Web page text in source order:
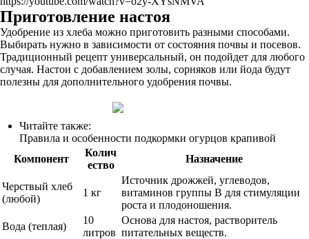
Приготовление настоя
Удобрение из хлеба можно приготовить разными способами.
Выбирать нужно в зависимости от состояния почвы и посевов.
Традиционный рецепт универсальный, он подойдет для любого
случая. Настои с добавлением золы, сорняков или йода будут
полезны для дополнительного удобрения почвы.
Читайте также:
Правила и особенности подкормки огурцов крапивой
Компонент
Колич
ество
Назначение
Черствый хлеб
(любой)
1 кг
Источник дрожжей, углеводов,
витаминов группы B для стимуляции
роста и плодоношения.
Вода (теплая)
10
литров
Основа для настоя, растворитель
питательных веществ.